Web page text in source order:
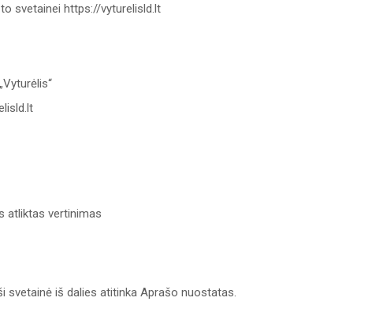
svetainei https://vyturelisld.lt
atliktas vertinimas
iš dalies atitinka Aprašo nuostatas.